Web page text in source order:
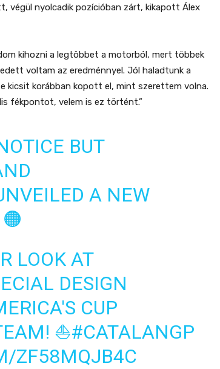
végül nyolcadik pozícióban zárt, kikapott Álex
kihozni a legtöbbet a motorból, mert többek
voltam az eredménnyel. Jól haladtunk a
kicsit korábban kopott el, mint szerettem volna.
fékpontot, velem is ez történt.”
BUT
A NEW
LOOK AT
DESIGN
CUP
⛵#CATALANGP
ZF58MQJB4C